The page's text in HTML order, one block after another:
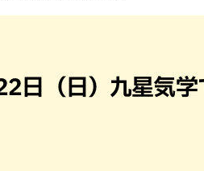
日（日）九星気学